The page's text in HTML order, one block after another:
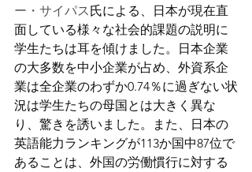
ー ・サイパス 氏による、日本が現在直
面している様々な社会的課題の説明に
学生たちは耳を傾けました。日本企業
の大多数を中小企業が占め、外資系企
業は全企業のわずか0.74％に過ぎない状
況は学生たちの母国とは大きく異な
り、驚きを誘いました。また、日本の
英語能力ランキングが113か国中87位で
あることは、外国の労働慣行に対する